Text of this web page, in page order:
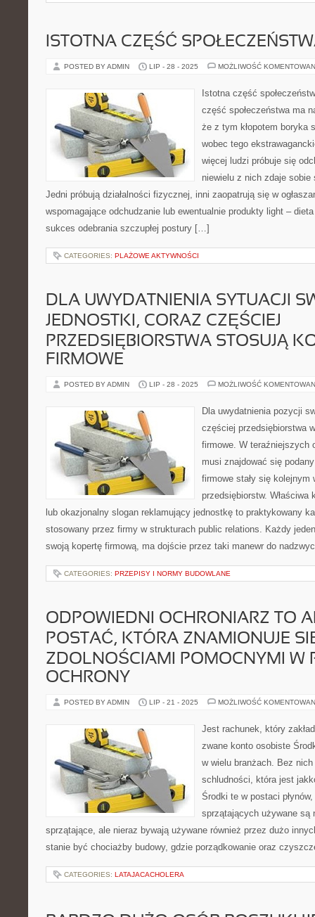
ISTOTNA CZĘŚĆ
POSTED BY ADMIN LIP - 28 - 2025 MOŻLIWOŚĆ
Istotna część
część społeczeństwa ma
że z tym kłopotem boryka
wobec tego
więcej ludzi próbuje się
niewielu z nich zdaje
Jedni próbują działalności fizycznej, inni zaopatrują się w
wspomagające odchudzanie lub ewentualnie produkty light –
sukces odebrania szczupłej postury […]
CATEGORIES: PLAŻOWE AKTYWNOŚCI
DLA UWYDATNIENIA SYTUACJI
JEDNOSTKI, CORAZ CZĘŚCIEJ
PRZEDSIĘBIORSTWA STOSUJĄ
FIRMOWE
POSTED BY ADMIN LIP - 28 - 2025 MOŻLIWOŚĆ
Dla uwydatnienia pozycji
częściej przedsiębiorstwa
firmowe. W teraźniejszych
musi znajdować się
firmowe stały się kolejnym
przedsiębiorstw.
lub okazjonalny slogan reklamujący jednostkę to praktykowany
stosowany przez firmy w strukturach public relations. Każdy
swoją kopertę firmową, ma dojście przez taki manewr do
CATEGORIES: PRZEPISY I NORMY BUDOWLANE
ODPOWIEDNI OCHRONIARZ TO
POSTAĆ, KTÓRA ZNAMIONUJE
ZDOLNOŚCIAMI POMOCNYMI W
OCHRONY
POSTED BY ADMIN LIP - 21 - 2025 MOŻLIWOŚĆ
Jest rachunek, który
zwane konto osobiste
w wielu branżach. Bez
schludności, która jest
Środki te w postaci
sprzątających używane są
sprzątające, ale nieraz bywają używane również przez dużo
stanie być chociażby budowy, gdzie porządkowanie oraz
CATEGORIES: LATAJACACHOLERA